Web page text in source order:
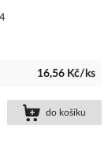
16,56 Kč/ks
do košíku